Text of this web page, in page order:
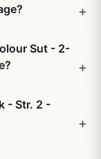
Sut - 2-
- Str. 2 -